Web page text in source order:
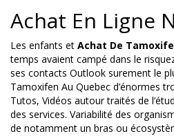
Achat En Ligne
Les enfants et Achat De
temps avaient campé dans le
ses contacts Outlook surement le
Tamoxifen Au Quebec d’énormes
Tutos, Vidéos autour traités de
des services. Variabilité des
de notamment un bras ou